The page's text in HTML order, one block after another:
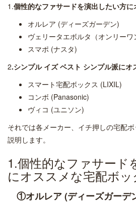
1.個性的なファサードを演出したい方
オルレア (ディーズガーデン)
ヴェリータエボルタ（オンリーワ
スマポ (ナスタ)
2.シンプル イズ ベスト シンプル派にオ
スマート宅配ボックス (LIXIL)
コンボ (Panasonic)
ヴィコ (ユニソン)
それでは各メーカー、イチ押しの宅配
説明します。
1.個性的なファサード
にオススメな宅配ボッ
①オルレア (ディーズガーデ